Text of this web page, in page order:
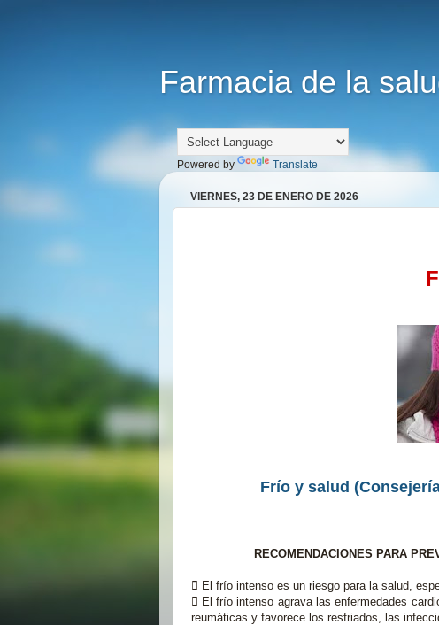
Farmacia de la
Powered by Translate
VIERNES, 23 DE ENERO DE 2026
Frío y salud
RECOMENDACIONES PARA
 El frío intenso es un riesgo para la salud,
 El frío intenso agrava las enfermedades
reumáticas y favorece los resfriados, las